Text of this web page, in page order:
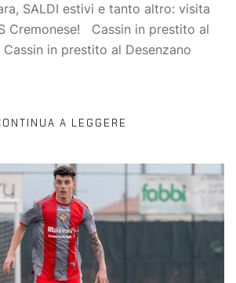
SALDI estivi e tanto altro: visita
Cremonese! Cassin in prestito al
in prestito al Desenzano
A LEGGERE